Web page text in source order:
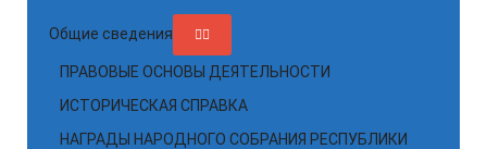
Общие сведения
ПРАВОВЫЕ ОСНОВЫ ДЕЯТЕЛЬНОСТИ
ИСТОРИЧЕСКАЯ СПРАВКА
НАГРАДЫ НАРОДНОГО СОБРАНИЯ РЕСПУБЛИКИ